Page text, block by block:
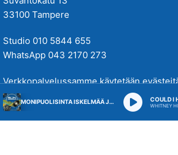
33100 Tampere
Studio 010 5844 655
WhatsApp 043 2170 273
Verkkopalvelussamme käytetään
parantamiseksi. Tutustu
MONIPUOLISINTA ISKELMÄÄ JA PARASTA POPPIA
WHITNEY